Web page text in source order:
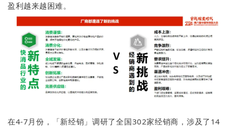
盈利越来越困难。
在4-7月份，「新经销」调研了全国302家经销商，涉及了14